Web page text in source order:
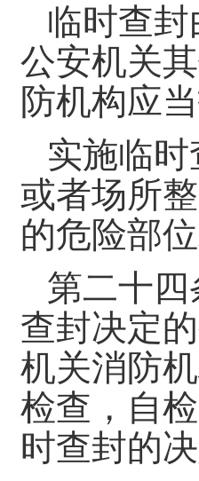
临时查
公安机关
防机构应
实施临
或者场所
的危险部
第二十
查封决定
机关消防
检查，自
时查封的